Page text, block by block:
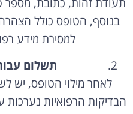
בנוסף, הטופס כולל
למסירת מידע
לאחר מילוי הטופס, יש
הבדיקות הרפואיות נערכות
בדיקה גופנית,